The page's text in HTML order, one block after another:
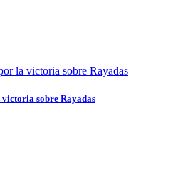
sobre Rayadas